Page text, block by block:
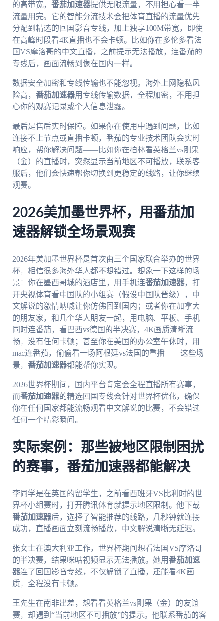
的高带宽， 番茄加速器提供无限流量，不用担心看一半
流量用完。它的智能分流技术会把体育直播的流量优先
分配到精选的回国影音专线，加上独享100M带宽，即使
在高峰时段看4K直播也不会卡顿。比如你在多伦多看法
国VS摩洛哥的中文直播，之前提示无法播放，连番茄的
专线后，画面流畅到像在国内一样。
数据安全加密和专线传输也不能忽视。海外上网隐私风
险高， 番茄加速器用专线传输数据，全程加密，不用担
心你的观赛记录或个人信息泄露。
最后是售后实时保障。如果你在使用中遇到问题，比如
连接不上节点或直播卡顿，番茄的专业技术团队会实时
响应，帮你解决问题——比如你在柏林看英格兰vs刚果
（金）的直播时，突然显示当前地区不可播放，联系客
服后，他们会快速帮你切换到更稳定的线路，让你继续
观赛。
2026美加墨世界杯，用番茄加
速器解锁全场景观赛
2026年美加墨世界杯是首次由三个国家联合举办的世界
杯，相信很多海外华人都不想错过。想象一下这样的场
景：你在墨西哥城的酒店里，用手机连番茄加速器，打
开央视体育看中国队的小组赛（假设中国队晋级），中
文解说的激情呐喊让你仿佛回到国内；或者你在加拿大
的朋友家，和几个华人朋友一起，用电脑、平板、手机
同时连番茄，看巴西vs德国的半决赛，4K画质清晰流
畅，没有任何卡顿；甚至你在美国的办公室午休时，用
mac连番茄，偷偷看一场阿根廷vs法国的重播——这些场
景， 番茄加速器都能帮你实现。
2026世界杯期间，国内平台肯定会全程直播所有赛事，
而番茄加速器的精选回国专线会针对世界杯优化，确保
你在任何国家都能流畅观看中文解说的比赛，不会错过
任何一个精彩瞬间。
实际案例：那些被地区限制困扰
的赛事，番茄加速器都能解决
李同学是在英国的留学生，之前看西班牙VS比利时的世
界杯小组赛时，打开腾讯体育就提示地区限制。他下载
番茄加速器后，选择了智能推荐的线路，几秒钟就连接
成功，直播画面立刻流畅播放，中文解说清晰无延迟。
张女士在澳大利亚工作，世界杯期间想看法国VS摩洛哥
的半决赛，结果咪咕视频显示无法播放。她用番茄加速
器连了回国影音专线，不仅解锁了直播，还能看4K画
质，全程没有卡顿。
王先生在南非出差，想看看英格兰vs刚果（金）的友谊
赛，却遇到“当前地区不可播放”的提示。他联系番茄的客